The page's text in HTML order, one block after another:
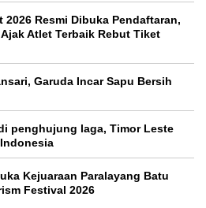
2026 Resmi Dibuka Pendaftaran,
Atlet Terbaik Rebut Tiket
Garuda Incar Sapu Bersih
penghujung laga, Timor Leste
Kejuaraan Paralayang Batu
Festival 2026